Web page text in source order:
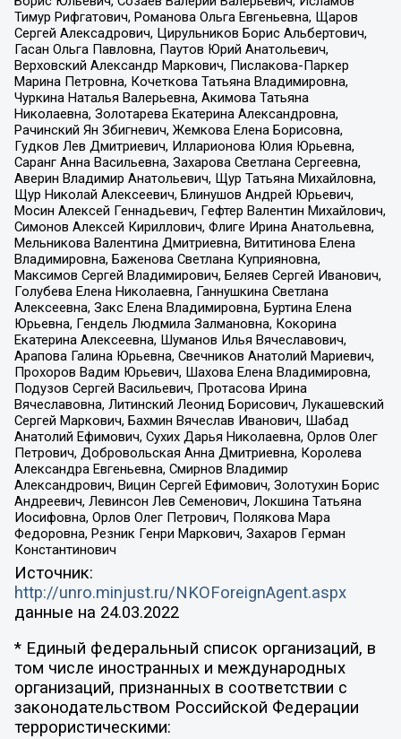
Тимур Рифгатович, Романова Ольга Евгеньевна, Щаров
Сергей Алексадрович, Цирульников Борис Альбертович,
Гасан Ольга Павловна, Паутов Юрий Анатольевич,
Верховский Александр Маркович, Пислакова-Паркер
Марина Петровна, Кочеткова Татьяна Владимировна,
Чуркина Наталья Валерьевна, Акимова Татьяна
Николаевна, Золотарева Екатерина Александровна,
Рачинский Ян Збигневич, Жемкова Елена Борисовна,
Гудков Лев Дмитриевич, Илларионова Юлия Юрьевна,
Саранг Анна Васильевна, Захарова Светлана Сергеевна,
Аверин Владимир Анатольевич, Щур Татьяна Михайловна,
Щур Николай Алексеевич, Блинушов Андрей Юрьевич,
Мосин Алексей Геннадьевич, Гефтер Валентин Михайлович,
Симонов Алексей Кириллович, Флиге Ирина Анатольевна,
Мельникова Валентина Дмитриевна, Вититинова Елена
Владимировна, Баженова Светлана Куприяновна,
Максимов Сергей Владимирович, Беляев Сергей Иванович,
Голубева Елена Николаевна, Ганнушкина Светлана
Алексеевна, Закс Елена Владимировна, Буртина Елена
Юрьевна, Гендель Людмила Залмановна, Кокорина
Екатерина Алексеевна, Шуманов Илья Вячеславович,
Арапова Галина Юрьевна, Свечников Анатолий Мариевич,
Прохоров Вадим Юрьевич, Шахова Елена Владимировна,
Подузов Сергей Васильевич, Протасова Ирина
Вячеславовна, Литинский Леонид Борисович, Лукашевский
Сергей Маркович, Бахмин Вячеслав Иванович, Шабад
Анатолий Ефимович, Сухих Дарья Николаевна, Орлов Олег
Петрович, Добровольская Анна Дмитриевна, Королева
Александра Евгеньевна, Смирнов Владимир
Александрович, Вицин Сергей Ефимович, Золотухин Борис
Андреевич, Левинсон Лев Семенович, Локшина Татьяна
Иосифовна, Орлов Олег Петрович, Полякова Мара
Федоровна, Резник Генри Маркович, Захаров Герман
Константинович
Источник:
http://unro.minjust.ru/NKOForeignAgent.aspx
данные на 24.03.2022
* Единый федеральный список организаций, в
том числе иностранных и международных
организаций, признанных в соответствии с
законодательством Российской Федерации
террористическими: